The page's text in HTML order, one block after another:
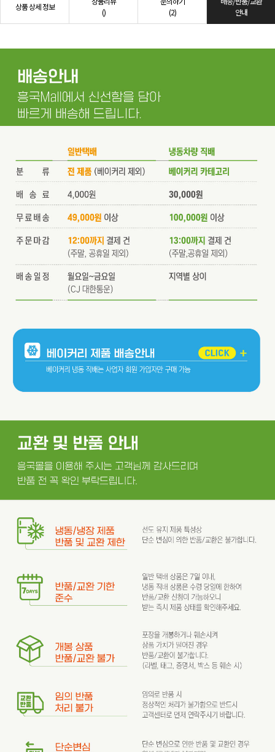
상품 상세 정보
()
(2)
안내